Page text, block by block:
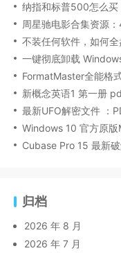
最新UFO解密文件 ：
Windows 10 官方原
Cubase Pro 15 最新
归档
2026 年 8 月
2026 年 7 月